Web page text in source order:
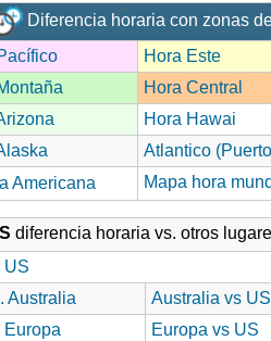
Diferencia horaria con zonas
Hora Este
Hora Central
Hora Hawai
Atlantico
Americana
Mapa hora
diferencia horaria vs. otros
US
Australia
Australia vs US
Europa
Europa vs US